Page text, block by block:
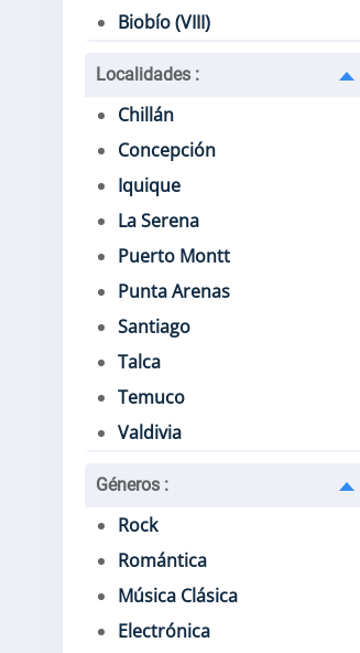
Biobío (VIII)
Localidades :
Chillán
Concepción
Iquique
La Serena
Puerto Montt
Punta Arenas
Santiago
Talca
Temuco
Valdivia
Géneros :
Rock
Romántica
Música Clásica
Electrónica